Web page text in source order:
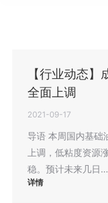
【行业动态
全面上调
2021-09-17
导语 本周国内基础
上调，低粘度资源
稳。预计未来几日…
详情